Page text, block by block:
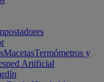
MacetasTermómetros y
Artificial